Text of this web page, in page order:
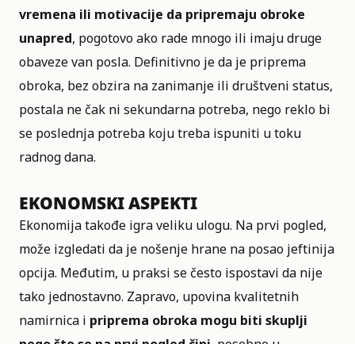
vremena ili motivacije da pripremaju obroke
unapred, pogotovo ako rade mnogo ili imaju druge
obaveze van posla. Definitivno je da je priprema
obroka, bez obzira na zanimanje ili društveni status,
postala ne čak ni sekundarna potreba, nego reklo bi
se poslednja potreba koju treba ispuniti u toku
radnog dana.
EKONOMSKI ASPEKTI
Ekonomija takođe igra veliku ulogu. Na prvi pogled,
može izgledati da je nošenje hrane na posao jeftinija
opcija. Međutim, u praksi se često ispostavi da nije
tako jednostavno. Zapravo, upovina kvalitetnih
namirnica i priprema obroka mogu biti skuplji